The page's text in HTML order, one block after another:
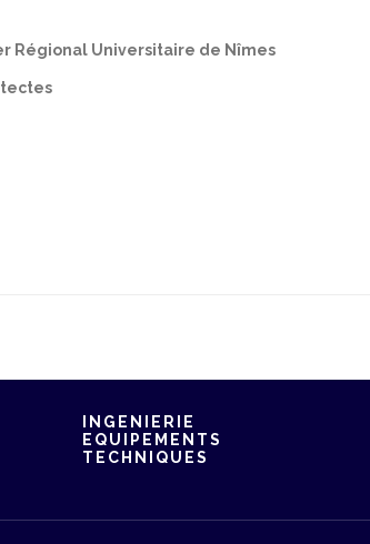
Régional Universitaire de Nîmes
INGENIERIE
EQUIPEMENTS
TECHNIQUES